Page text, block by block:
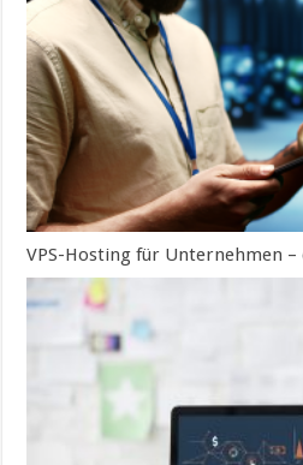
VPS-Hosting für Unternehmen